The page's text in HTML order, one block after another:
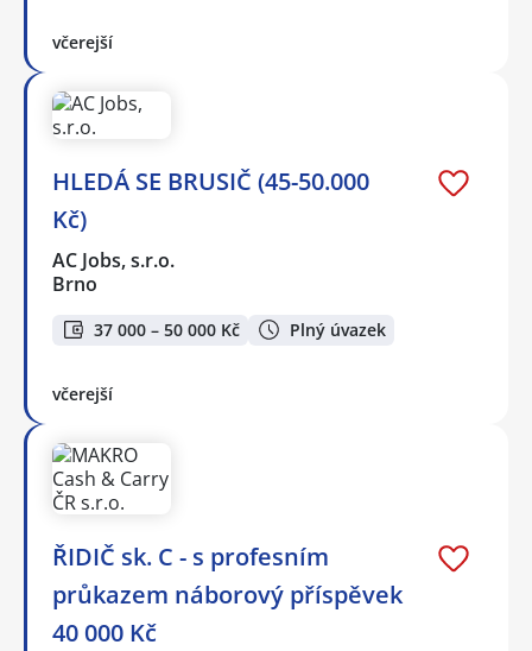
včerejší
HLEDÁ SE BRUSIČ (45-50.000
Kč)
AC Jobs, s.r.o.
Brno
37 000 – 50 000 Kč Plný úvazek
včerejší
ŘIDIČ sk. C - s profesním
průkazem náborový příspěvek
40 000 Kč